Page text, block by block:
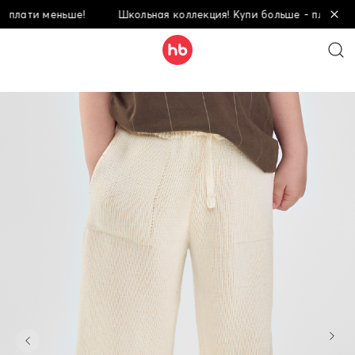
меньше! Школьная коллекция! Купи больше - плати